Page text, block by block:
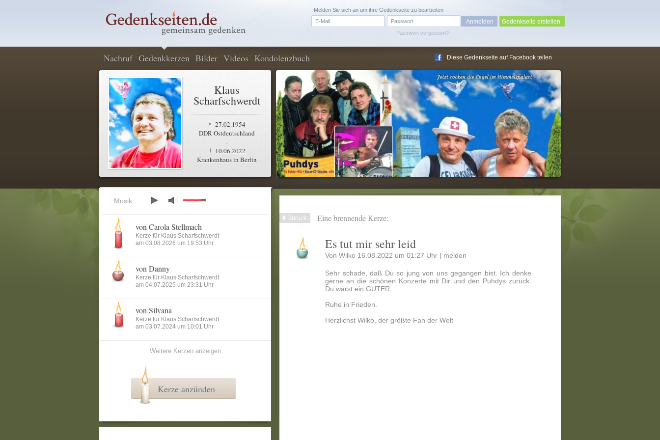
Passwort vergessen?
Melden Sie sich an um ihre Gedenkseite zu bearbeiten
Gedenkseite erstellen
Nachruf Gedenkkerzen Bilder Videos Kondolenzbuch Diese Gedenkseite auf Facebook teilen
Klaus
Scharfschwerdt
27.02.1954
DDR Ostdeutschland
-
10.06.2022
Krankenhaus in Berlin
Zurück Eine brennende Kerze:
Es tut mir sehr leid
Von Wilko 16.08.2022 um 01:27 Uhr | melden
Sehr schade, daß Du so jung von uns gegangen bist. Ich denke
gerne an die schönen Konzerte mit Dir und den Puhdys zurück.
Du warst ein GUTER.
Ruhe in Frieden.
Herzlichst Wilko, der größte Fan der Welt
Musik:
von Carola Stellmach
Kerze für Klaus Scharfschwerdt
am 03.08.2026 um 19:53 Uhr
von Danny
Kerze für Klaus Scharfschwerdt
am 04.07.2025 um 23:31 Uhr
von Silvana
Kerze für Klaus Scharfschwerdt
am 03.07.2024 um 10:01 Uhr
Weitere Kerzen anzeigen
Kerze anzünden